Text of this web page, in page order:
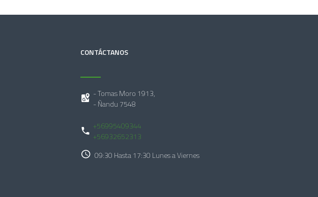
CONTÁCTANOS
- Tomas Moro 1913,
- Ñandu 7548
+56995409344
+56932652313
09:30 Hasta 17:30 Lunes a Viernes